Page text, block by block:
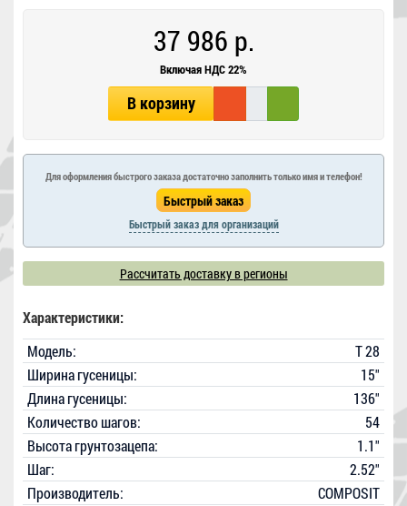
37 986 р.
Включая НДС 22%
В корзину
Для оформления быстрого заказа достаточно заполнить только имя и телефон!
Быстрый заказ для организаций
Рассчитать доставку в регионы
Характеристики:
Модель:
T 28
Ширина гусеницы:
15"
Длина гусеницы:
136"
Количество шагов:
54
Высота грунтозацепа:
1.1"
Шаг:
2.52"
Производитель:
COMPOSIT